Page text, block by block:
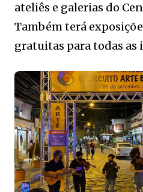
ateliês e galerias do
Também terá
gratuitas para todas as